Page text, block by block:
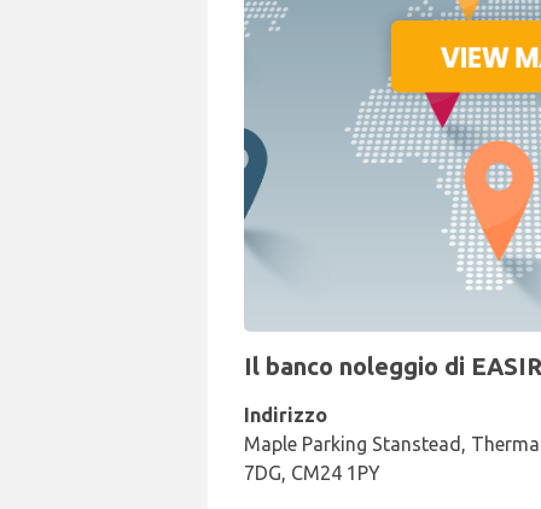
Il banco noleggio di
Indirizzo
Maple Parking Stanstead,
7DG, CM24 1PY